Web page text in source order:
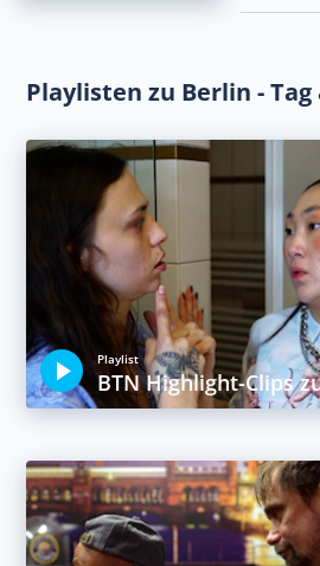
Playlisten zu Berlin -
Playlist
BTN Highlight-Clips